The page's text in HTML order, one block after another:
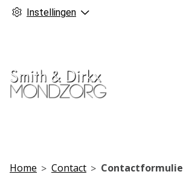
Instellingen
Home Contact